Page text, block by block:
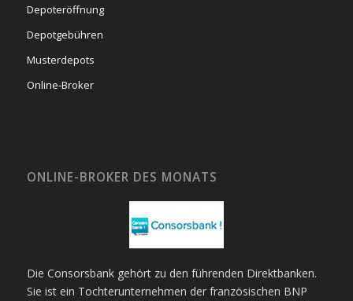
Depoteröffnung
Depotgebühren
Musterdepots
Online-Broker
ONLINE-BROKER DES MONATS
Die Consorsbank gehört zu den führenden Direktbanken.
Sie ist ein Tochterunternehmen der französischen BNP